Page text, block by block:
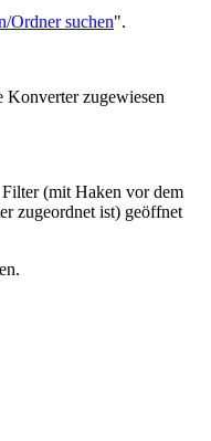
Ordner suchen".
zugewiesen
(mit Haken vor dem
zugeordnet ist) geöffnet